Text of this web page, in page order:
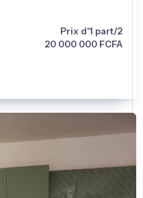
Prix d'1 part/2
20 000 000 FCFA